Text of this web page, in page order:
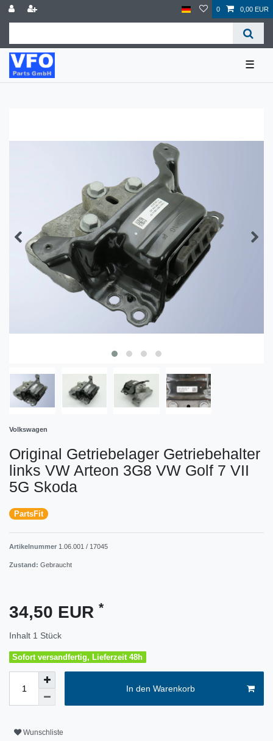
0 0,00 EUR
☰
Volkswagen
Original Getriebelager Getriebehalter
links VW Arteon 3G8 VW Golf 7 VII
5G Skoda
PartsFit
Artikelnummer 1.06.001 / 17045
Zustand: Gebraucht
34,50 EUR *
Inhalt 1 Stück
Sofort versandfertig, Lieferzeit 48h
In den Warenkorb
Wunschliste